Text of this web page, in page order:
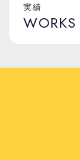
実績
WORKS